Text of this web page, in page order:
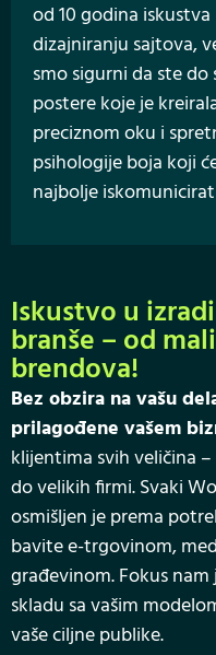
od 10 godina
dizajniranju sajtova,
smo sigurni da ste
postere koje je
preciznom oku i
psihologije boja koji
najbolje
Iskustvo u
branše – od
brendova!
Bez obzira na vašu
prilagođene vašem
klijentima svih veličina
do velikih firmi. Svaki
osmišljen je prema
bavite e-trgovinom,
građevinom. Fokus
skladu sa vašim
vaše ciljne publike.